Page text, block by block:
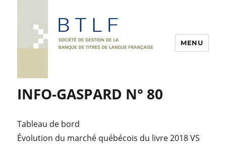
MENU
INFO-GASPARD N° 80
Tableau de bord
Évolution du marché québécois du livre 2018 VS